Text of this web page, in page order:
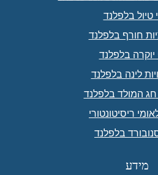
טיול בלפלנד
חורף בלפלנד
יוקרה בלפלנד
לינה בלפלנד
המולד בלפלנד
ריסיטונטורי
בלפלנד
מידע